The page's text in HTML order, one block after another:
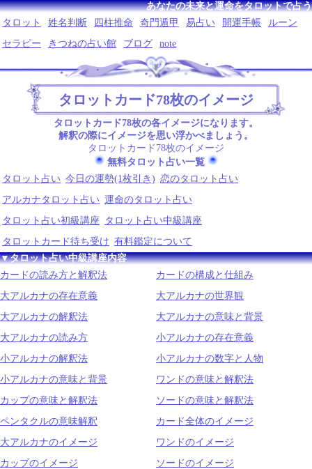
あなたの未来と運命をタロットで占う
タロット
姓名判断 四柱推命 奇門遁甲 易占い 開運手帳
ルーン
セラピー
きつねの占い館 ブログ note
タロットカード78枚のイメージ
タロットカード78枚の各イメージになります。
解釈の際にイメージを思い浮かべましょう。
タロットカード78枚のイメージ
無料タロット占い一覧
タロット占い 今日の運勢(1枚引き) 恋のタロット占い
アルカナタロット占い 運命のタロット占い
タロット占い初級講座
タロット占い中級講座
タロットカード待ち受け 有料鑑定について
▼タロット占い中級講座内容
カードの読み方と解釈法
カードの構成と仕組み
大アルカナの存在意義
大アルカナの世界観
大アルカナの解釈法
大アルカナの意味と背景
大アルカナの読み方
小アルカナの存在意義
小アルカナの解釈法
小アルカナの数字と人物
小アルカナの意味と背景
ワンドの意味と解釈法
カップの意味と解釈法
ソードの意味と解釈法
ペンタクルの意味解釈
カード全体のイメージ
大アルカナのイメージ
ワンドのイメージ
カップのイメージ
ソードのイメージ